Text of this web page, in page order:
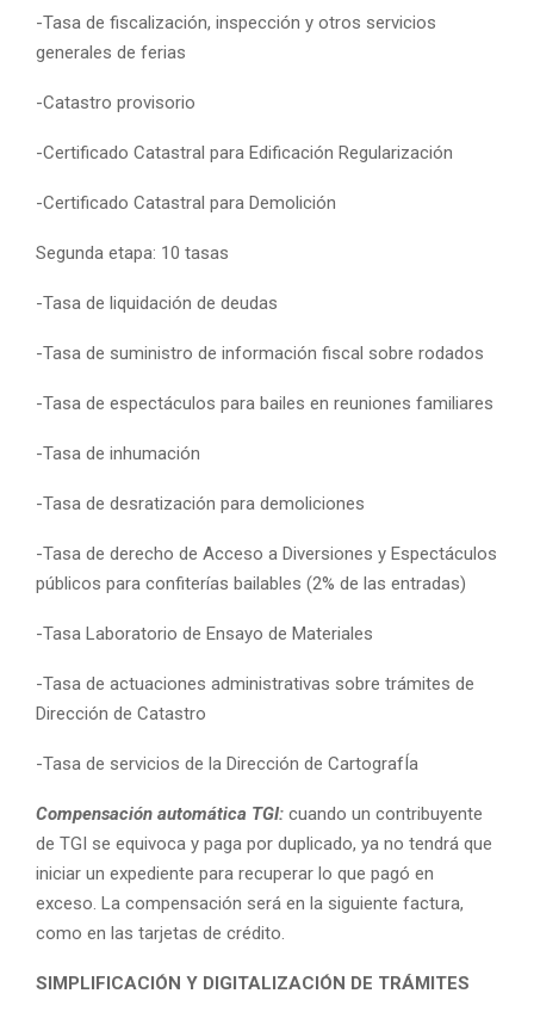
-Tasa de fiscalización, inspección y otros servicios
generales de ferias
-Catastro provisorio
-Certificado Catastral para Edificación Regularización
-Certificado Catastral para Demolición
Segunda etapa: 10 tasas
-Tasa de liquidación de deudas
-Tasa de suministro de información fiscal sobre rodados
-Tasa de espectáculos para bailes en reuniones familiares
-Tasa de inhumación
-Tasa de desratización para demoliciones
-Tasa de derecho de Acceso a Diversiones y Espectáculos
públicos para confiterías bailables (2% de las entradas)
-Tasa Laboratorio de Ensayo de Materiales
-Tasa de actuaciones administrativas sobre trámites de
Dirección de Catastro
-Tasa de servicios de la Dirección de CartografÍa
Compensación automática TGI: cuando un contribuyente
de TGI se equivoca y paga por duplicado, ya no tendrá que
iniciar un expediente para recuperar lo que pagó en
exceso. La compensación será en la siguiente factura,
como en las tarjetas de crédito.
SIMPLIFICACIÓN Y DIGITALIZACIÓN DE TRÁMITES